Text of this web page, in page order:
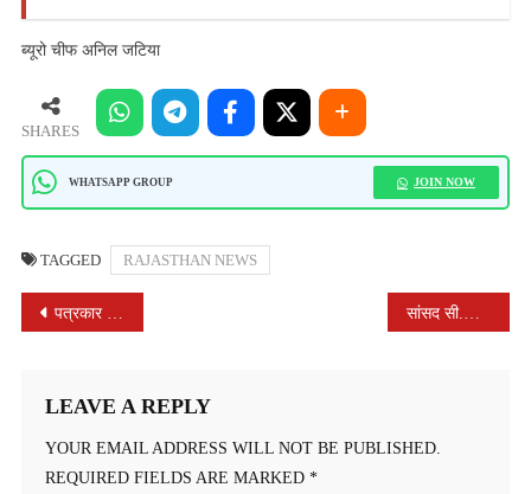
ब्यूरो चीफ अनिल जटिया
SHARES
WHATSAPP GROUP JOIN NOW
TAGGED RAJASTHAN NEWS
POST
पत्रकार को जान से मारने की धमकी के विरोध में मुख्यमंत्री के नाम एसडीएम को सौंपा ज्ञापन पत्रकार सुरक्षा कानून लागू करने की करी मांग
LEAVE A REPLY
YOUR EMAIL ADDRESS WILL NOT BE PUBLISHED.
REQUIRED FIELDS ARE MARKED *